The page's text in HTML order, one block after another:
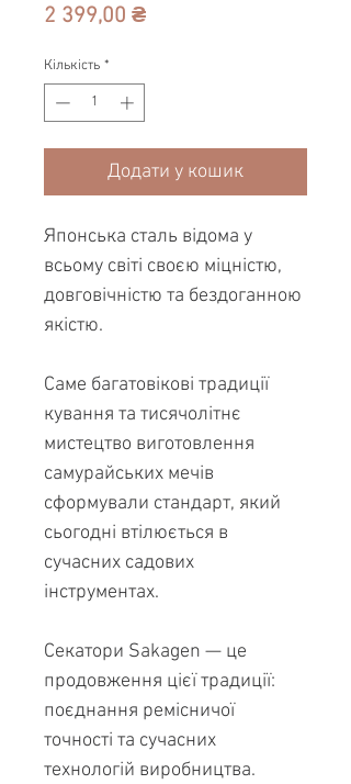
2 399,00 ₴Ціна
Кількість *
Додати у кошик
Японська сталь відома у
всьому світі своєю міцністю,
довговічністю та бездоганною
якістю.
Саме багатовікові традиції
кування та тисячолітнє
мистецтво виготовлення
самурайських мечів
сформували стандарт, який
сьогодні втілюється в
сучасних садових
інструментах.
Секатори Sakagen — це
продовження цієї традиції:
поєднання ремісничої
точності та сучасних
технологій виробництва.